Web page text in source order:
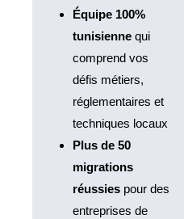
Équipe 100%
tunisienne qui
comprend vos
défis métiers,
réglementaires et
techniques locaux
Plus de 50
migrations
réussies pour des
entreprises de